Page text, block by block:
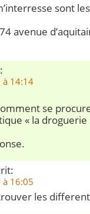
sont
avenue
à 14:14
se
« la
16:05
les